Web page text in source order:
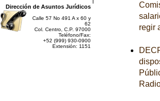
Dirección de Asuntos Jurídicos
Calle 57 No 491 A x 60 y
62
Col. Centro, C.P. 97000
Teléfono/Fax:
+52 (999) 930-0900
Extensión: 1151
regir